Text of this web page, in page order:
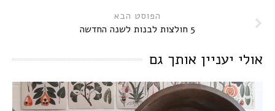
הפוסט הבא
5 חולצות לבנות לשנה החדשה
אולי יעניין אותך גם